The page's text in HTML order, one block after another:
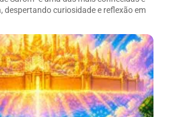
despertando curiosidade e reflexão em